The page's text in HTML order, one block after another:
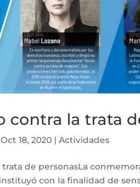
contra la trata
Oct 18, 2020 |Actividades
trata de personasLa
con la finalidad de